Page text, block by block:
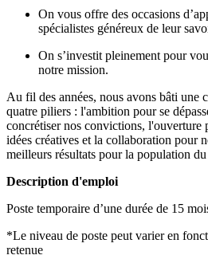
On vous offre des occasions
spécialistes généreux de leur
On s’investit pleinement pour
notre mission.
Au fil des années, nous avons bâti une
quatre piliers : l'ambition pour se
concrétiser nos convictions, l'ouverture
idées créatives et la collaboration pour
meilleurs résultats pour la population
Description d'emploi
Poste temporaire d’une durée de 15
*Le niveau de poste peut varier en
retenue